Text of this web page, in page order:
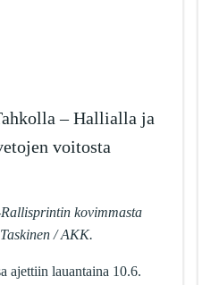
– Hallialla ja
voitosta
kovimmasta
/ AKK.
ajettiin lauantaina 10.6.